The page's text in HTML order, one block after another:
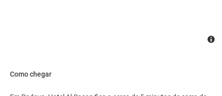
Como chegar